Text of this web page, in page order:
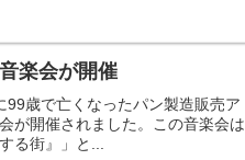
楽会が開催
歳で亡くなったパン製造販売ア
が開催されました。この音楽会は
る街』」と...